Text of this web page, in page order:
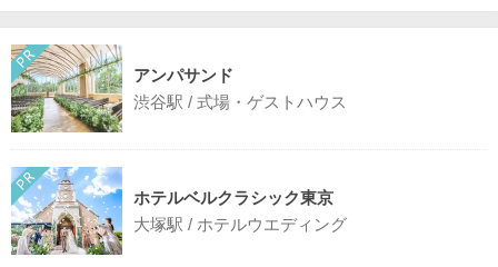
アンパサンド
渋谷駅 / 式場・ゲストハウス
ホテルベルクラシック東京
大塚駅 / ホテルウエディング